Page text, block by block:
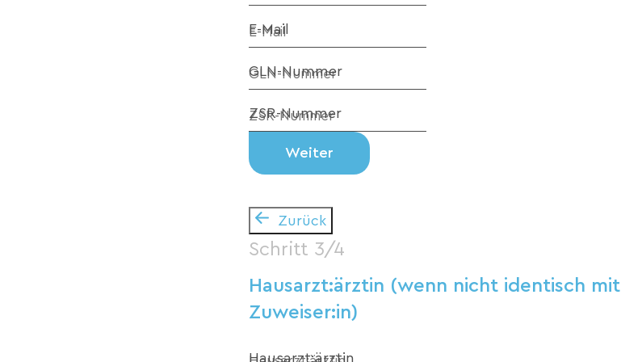
E-Mail
GLN-Nummer
ZSR-Nummer
Weiter
Zurück
Schritt 3/4
Hausarzt:ärztin (wenn nicht identisch mit
Zuweiser:in)
Hausarzt:ärztin